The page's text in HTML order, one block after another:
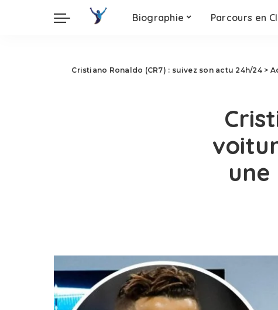
Biographie Parcours en
Cristiano Ronaldo (CR7) : suivez son actu 24h/24>